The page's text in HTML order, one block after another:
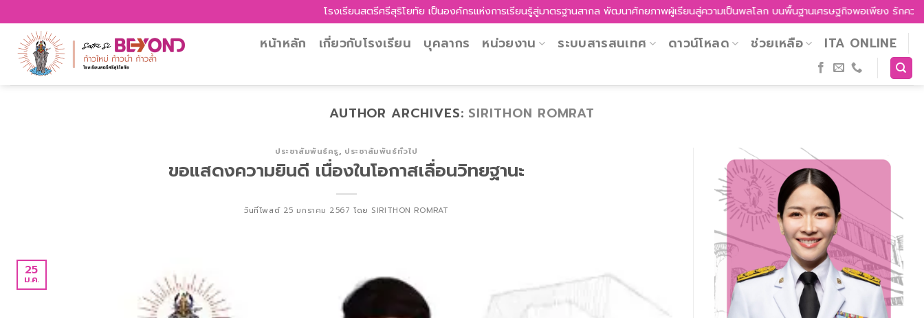
to
content
โรงเรียนสตรีศรีสุริโยทัย เป็นองค์กรแห่งการเรียนรู้สู่มาตรฐานสากล พัฒนาศักยภาพผู้เรียนสู่ความเป็นพลโลก บนพื้นฐานเศรษฐกิจพอเพียง รักความเป็นไท
หน้าหลัก เกี่ยวกับโรงเรียน บุคลากร หน่วยงาน ระบบสารสนเทศ ดาวน์โหลด ช่วยเหลือ ITA ONLINE
AUTHOR ARCHIVES: SIRITHON ROMRAT
ประชาสัมพันธ์ครู, ประชาสัมพันธ์ทั่วไป
ขอแสดงความยินดี เนื่องในโอกาสเลื่อนวิทยฐานะ
วันที่โพสต์ 25 มกราคม 2567 โดย SIRITHON ROMRAT
25
ม.ค.